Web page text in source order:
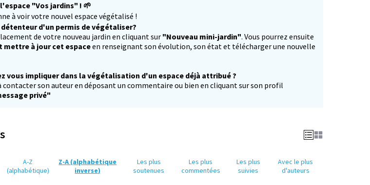
"Vos jardins" ! 🌱
à voir votre nouvel espace végétalisé !
d'un permis de végétaliser?
de votre nouveau jardin en cliquant sur "Nouveau mini-jardin". Vous pourrez ensuite
mettre à jour cet espaceen renseignant son évolution, son état et télécharger une nouvelle
vous impliquer dans la végétalisation d'un espace déjà attribué ?
contacter son auteur en déposant un commentaire ou bien en cliquant sur son profil
privé"
A-Z
(alphabétique)
Z-A (alphabétique
inverse)
Les plus
soutenues
Les plus
commentées
Les plus
suivies
Avec le plus
d'auteurs